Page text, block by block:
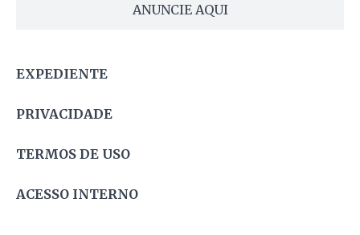
ANUNCIE AQUI
EXPEDIENTE
PRIVACIDADE
TERMOS DE USO
ACESSO INTERNO